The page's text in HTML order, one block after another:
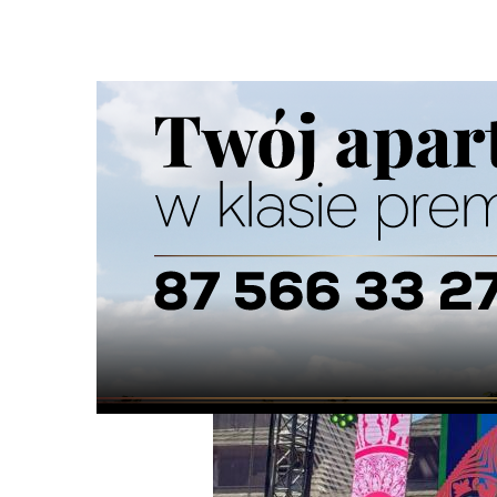
Ścieżka
nawigacyjna
Strona główna
WIADOMOŚCI Z REGIONU 29/06/2026 0 Komentarzy
Sukces reprezentacji Suwalszczyzny w